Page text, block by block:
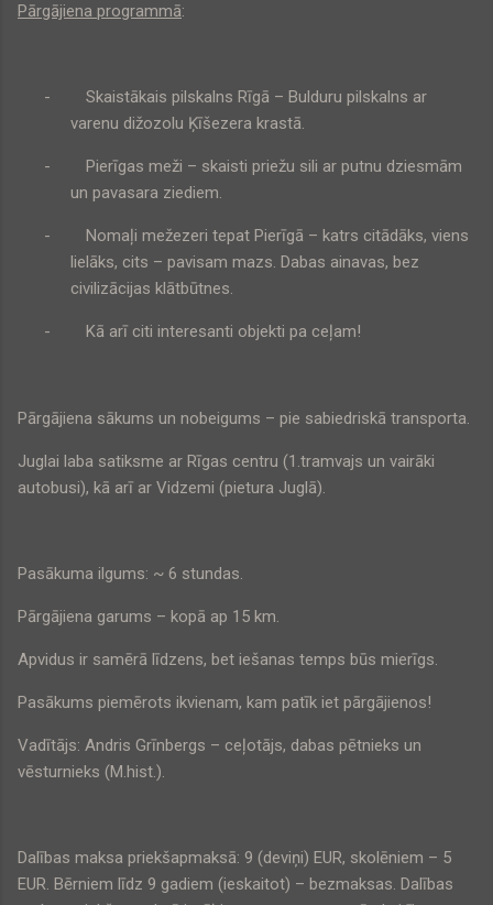
Pārgājiena programmā:
-
Skaistākais pilskalns Rīgā – Bulduru pilskalns ar
varenu dižozolu Ķīšezera krastā.
-
Pierīgas meži – skaisti priežu sili ar putnu dziesmām
un pavasara ziediem.
-
Nomaļi mežezeri tepat Pierīgā – katrs citādāks, viens
lielāks, cits – pavisam mazs. Dabas ainavas, bez
civilizācijas klātbūtnes.
- Kā arī citi interesanti objekti pa ceļam!
Pārgājiena sākums un nobeigums – pie sabiedriskā transporta.
Juglai laba satiksme ar Rīgas centru (1.tramvajs un vairāki
autobusi), kā arī ar Vidzemi (pietura Juglā).
Pasākuma ilgums: ~ 6 stundas.
Pārgājiena garums – kopā ap 15 km.
Apvidus ir samērā līdzens, bet iešanas temps būs mierīgs.
Pasākums piemērots ikvienam, kam patīk iet pārgājienos!
Vadītājs: Andris Grīnbergs – ceļotājs, dabas pētnieks un
vēsturnieks (M.hist.).
Dalības maksa priekšapmaksā: 9 (deviņi) EUR, skolēniem – 5
EUR. Bērniem līdz 9 gadiem (ieskaitot) – bezmaksas. Dalības